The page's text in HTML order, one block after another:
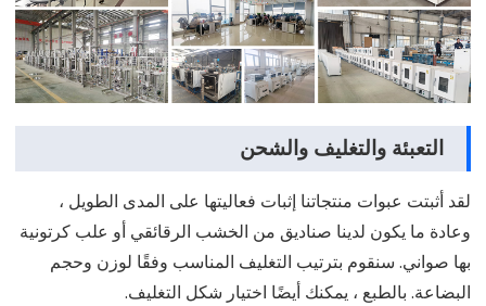
التعبئة والتغليف والشحن
لقد أثبتت عبوات منتجاتنا إثبات فعاليتها على المدى الطويل ،
وعادة ما يكون لدينا صناديق من الخشب الرقائقي أو علب كرتونية
بها صواني. سنقوم بترتيب التغليف المناسب وفقًا لوزن وحجم
البضاعة. بالطبع ، يمكنك أيضًا اختيار شكل التغليف.